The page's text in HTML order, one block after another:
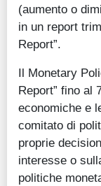
(aumento o
in un report
Report”.
Il Monetary
Report” fino al
economiche e
comitato di
proprie
interesse o
politiche